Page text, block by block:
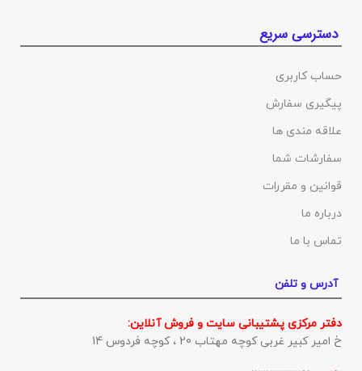
دسترسی سریع
حساب کاربری
پیگیری سفارش
علاقه مندی ها
سفارشات شما
قوانین و مقررات
درباره ما
تماس با ما
آدرس و تلفن
دفتر مرکزی پشتیبانی سایت و فروش آنلاین:
خ امیر کبیر غربی کوچه مهتاب 20 ، کوچه فردوس 14